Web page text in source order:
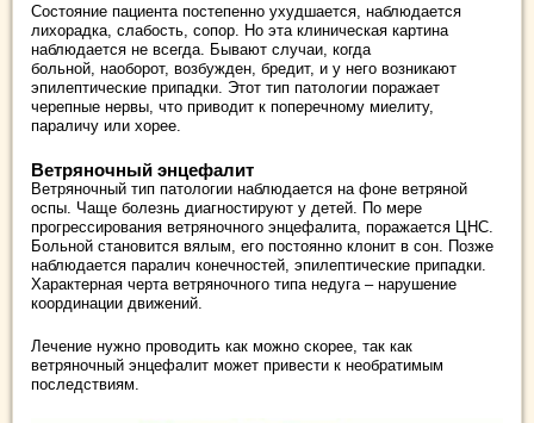
Состояние пациента постепенно ухудшается, наблюдается
лихорадка, слабость, сопор. Но эта клиническая картина
наблюдается не всегда. Бывают случаи, когда
больной, наоборот, возбужден, бредит, и у него возникают
эпилептические припадки. Этот тип патологии поражает
черепные нервы, что приводит к поперечному миелиту,
параличу или хорее.
Ветряночный энцефалит
Ветряночный тип патологии наблюдается на фоне ветряной
оспы. Чаще болезнь диагностируют у детей. По мере
прогрессирования ветряночного энцефалита, поражается ЦНС.
Больной становится вялым, его постоянно клонит в сон. Позже
наблюдается паралич конечностей, эпилептические припадки.
Характерная черта ветряночного типа недуга – нарушение
координации движений.
Лечение нужно проводить как можно скорее, так как
ветряночный энцефалит может привести к необратимым
последствиям.